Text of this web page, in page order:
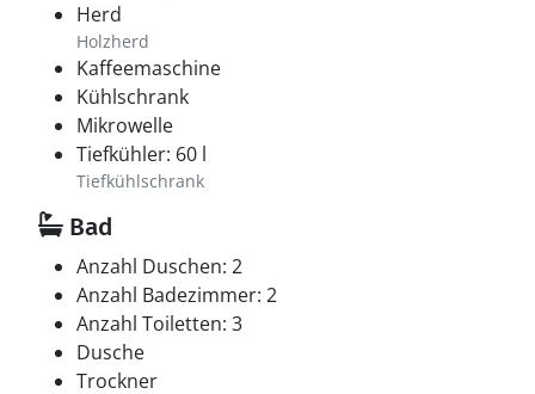
Herd
Holzherd
Kaffeemaschine
Kühlschrank
Mikrowelle
Tiefkühler: 60 l
Tiefkühlschrank
Bad
Anzahl Duschen: 2
Anzahl Badezimmer: 2
Anzahl Toiletten: 3
Dusche
Trockner